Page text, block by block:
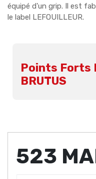
équipé d'un grip. Il est
le label LEFOUILLEUR.
Points Forts
BRUTUS
523